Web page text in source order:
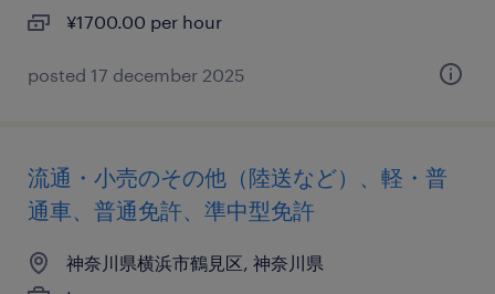
¥1700.00 per hour
posted 17 december 2025
流通・小売のその他（陸送など）、軽・普
通車、普通免許、準中型免許
神奈川県横浜市鶴見区, 神奈川県